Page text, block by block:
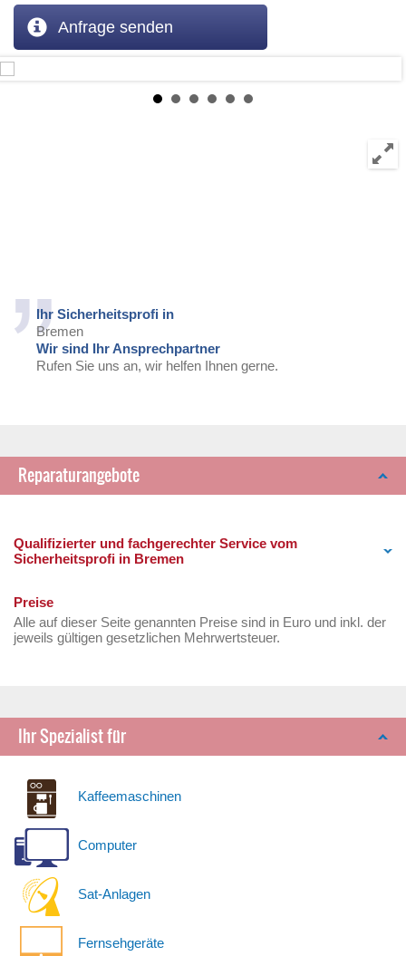
Anfrage senden
Ihr Sicherheitsprofi in
Bremen
Wir sind Ihr Ansprechpartner
Rufen Sie uns an, wir helfen Ihnen gerne.
Reparaturangebote
Qualifizierter und fachgerechter Service vom
Sicherheitsprofi in Bremen
Preise
Alle auf dieser Seite genannten Preise sind in Euro und inkl. der
jeweils gültigen gesetzlichen Mehrwertsteuer.
Ihr Spezialist für
Kaffeemaschinen
Computer
Sat-Anlagen
Fernsehgeräte